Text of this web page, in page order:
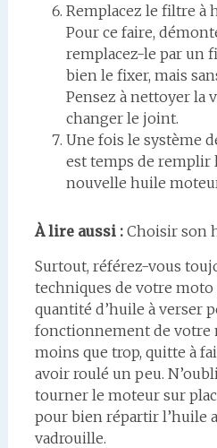
Remplacez le filtre à
Pour ce faire,
remplacez-le par un
bien le fixer, mais
Pensez à nettoyer la
changer le joint.
Une fois le système
est temps de remplir
nouvelle huile
À lire aussi :Choisir son
Surtout, référez-vous
techniques de votre
quantité d’huile à verser
fonctionnement de votre
moins que trop, quitte à
avoir roulé un peu.
tourner le moteur sur
pour bien répartir l’huile
vadrouille.